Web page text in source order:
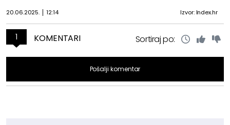
20.06.2025. 12:14 Izvor: Index.hr
1 KOMENTARI Sortiraj po:
Pošalji komentar